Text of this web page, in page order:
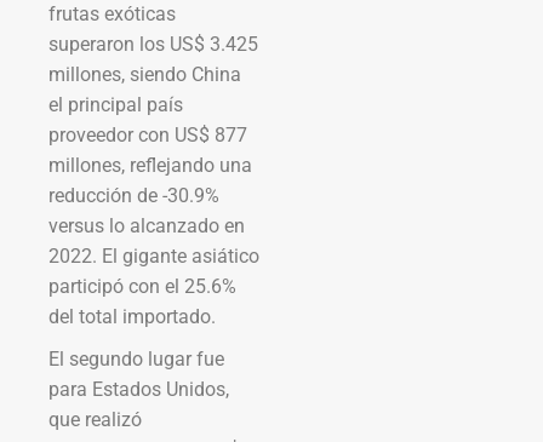
frutas exóticas
superaron los US$ 3.425
millones, siendo China
el principal país
proveedor con US$ 877
millones, reflejando una
reducción de -30.9%
versus lo alcanzado en
2022. El gigante asiático
participó con el 25.6%
del total importado.
El segundo lugar fue
para Estados Unidos,
que realizó